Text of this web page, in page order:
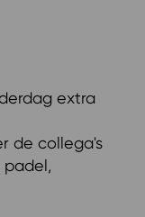
extra
de collega's
padel,